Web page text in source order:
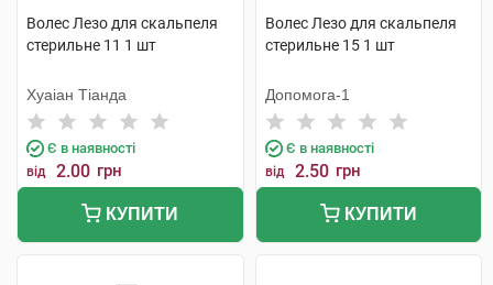
Волес Лезо для скальпеля
стерильне 11 1 шт
Хуаіан Тіанда
Є в наявності
від 2.00 грн
КУПИТИ
Волес Лезо для скальпеля
стерильне 15 1 шт
Допомога-1
Є в наявності
від 2.50 грн
КУПИТИ